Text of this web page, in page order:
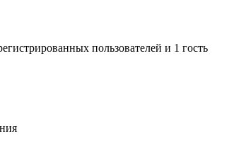
пользователей и 1 гость